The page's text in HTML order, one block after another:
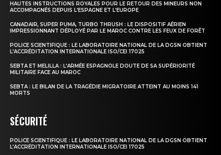
HAUTES INSTRUCTIONS ROYALES POUR LE RETOUR DES MINEURS NON
ACCOMPAGNÉS DEPUIS L’ESPAGNE ET L’EUROPE
CANADAIR, SUPER PUMA, TURBO THRUSH : LE DISPOSITIF AÉRIEN
IMPRESSIONNANT DÉPLOYÉ PAR LE MAROC CONTRE LES FEUX DE FORÊT
POLICE SCIENTIFIQUE : LE LABORATOIRE NATIONAL DE LA DGSN OBTIENT
L’ACCRÉDITATION INTERNATIONALE ISO/CEI 17025
SEBTA ET MELILLA : L’ARMÉE ESPAGNOLE DOUTE DE SA SUPÉRIORITÉ
MILITAIRE FACE AU MAROC
SEBTA : LE BILAN DE LA TRAGÉDIE MIGRATOIRE ATTEINT AU MOINS 141
MORTS
SÉCURITÉ
POLICE SCIENTIFIQUE : LE LABORATOIRE NATIONAL DE LA DGSN OBTIENT
L’ACCRÉDITATION INTERNATIONALE ISO/CEI 17025